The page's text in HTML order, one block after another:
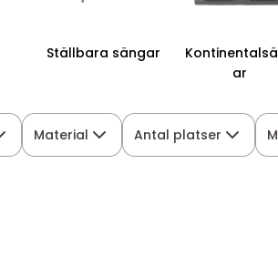
Ställbara sängar
ar
Material Antal platser